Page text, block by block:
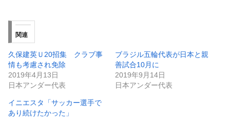
関連
久保建英Ｕ20招集 クラブ事
情も考慮され免除
2019年4月13日
日本アンダー代表
ブラジル五輪代表が日本と親
善試合10月に
2019年9月14日
日本アンダー代表
イニエスタ「サッカー選手で
あり続けたかった」